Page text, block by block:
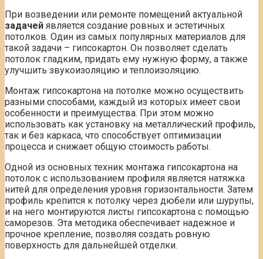
При возведении или ремонте помещений актуальной
задачей является создание ровных и эстетичных
потолков. Один из самых популярных материалов для
такой задачи – гипсокартон. Он позволяет сделать
потолок гладким, придать ему нужную форму, а также
улучшить звукоизоляцию и теплоизоляцию.
Монтаж гипсокартона на потолке можно осуществить
разными способами, каждый из которых имеет свои
особенности и преимущества. При этом можно
использовать как установку на металлический профиль,
так и без каркаса, что способствует оптимизации
процесса и снижает общую стоимость работы.
Одной из основных техник монтажа гипсокартона на
потолок с использованием профиля является натяжка
нитей для определения уровня горизонтальности. Затем
профиль крепится к потолку через дюбели или шурупы,
и на него монтируются листы гипсокартона с помощью
саморезов. Эта методика обеспечивает надежное и
прочное крепление, позволяя создать ровную
поверхность для дальнейшей отделки.